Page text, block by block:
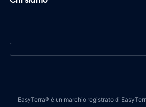
EasyTerra® è un marchio registrato di